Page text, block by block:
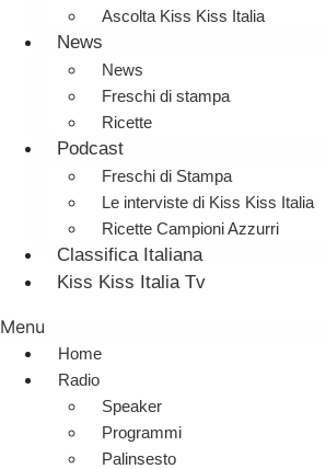
Ascolta Kiss Kiss Italia
News
News
Freschi di stampa
Ricette
Podcast
Freschi di Stampa
Le interviste di Kiss Kiss Italia
Ricette Campioni Azzurri
Classifica Italiana
Kiss Kiss Italia Tv
Menu
Home
Radio
Speaker
Programmi
Palinsesto